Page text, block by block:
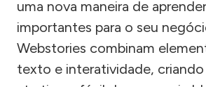
uma nova maneira de
importantes para o seu
Webstories combinam
texto e interatividade,